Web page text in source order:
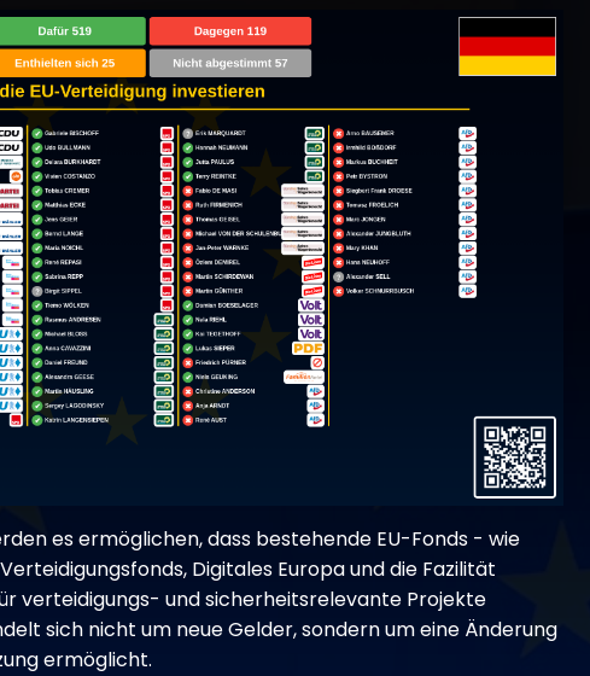
es ermöglichen, dass bestehende EU-Fonds - wie
Digitales Europa und die Fazilität
verteidigungs- und sicherheitsrelevante Projekte
sich nicht um neue Gelder, sondern um eine Änderung
ermöglicht.